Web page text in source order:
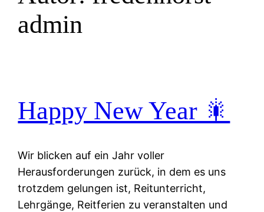
admin
Happy New Year 🎇
Wir blicken auf ein Jahr voller
Herausforderungen zurück, in dem es uns
trotzdem gelungen ist, Reitunterricht,
Lehrgänge, Reitferien zu veranstalten und